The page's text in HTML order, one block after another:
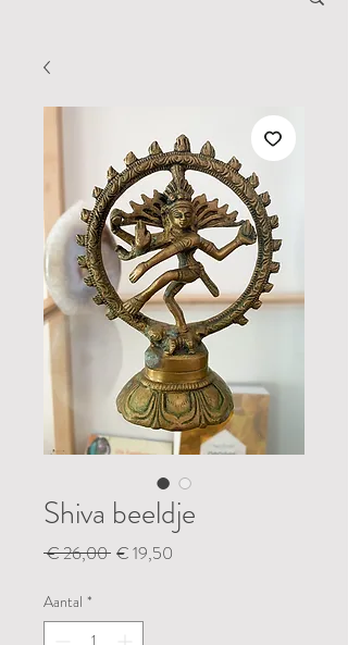
Shiva beeldje
€ 26,00 Normale
€ 19,50
Aantal *